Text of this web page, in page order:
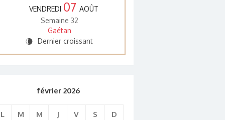
VENDREDI 07 AOÛT
Semaine 32
Gaétan
V Dernier croissant
février 2026
L M M J V S D